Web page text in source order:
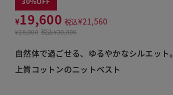
¥19,600 税込¥21,560
¥28,000 税込¥30,800
自然体で過ごせる、ゆるやかなシルエット。
上質コットンのニットベスト